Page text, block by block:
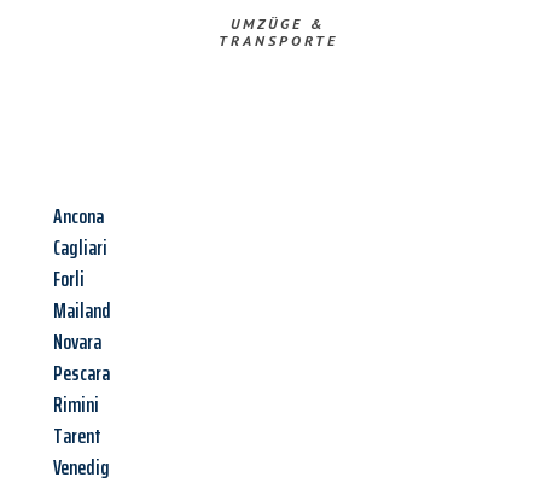
UMZÜGE &
TRANSPORTE
Ancona
Cagliari
Forli
Mailand
Novara
Pescara
Rimini
Tarent
Venedig